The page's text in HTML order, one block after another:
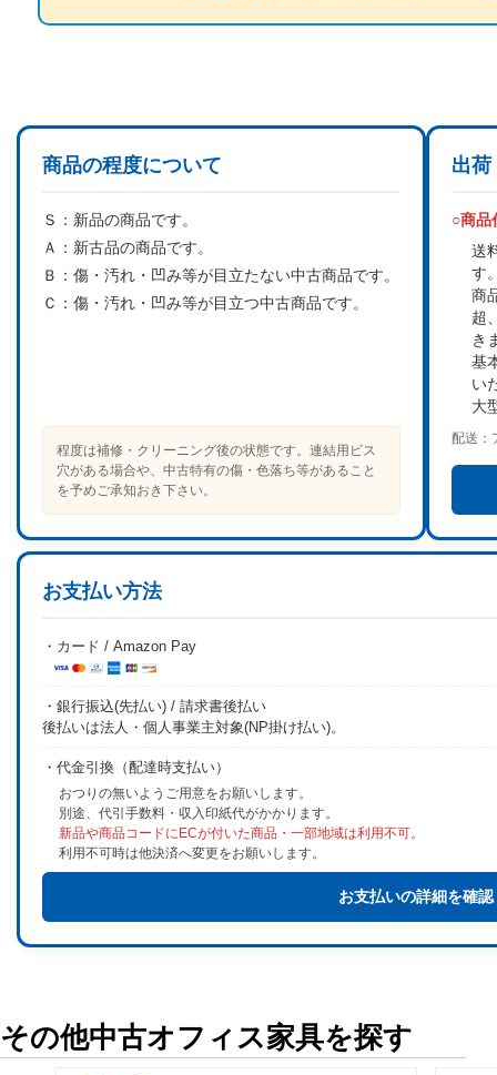
商品の程度について
Ｓ： 新品の商品です。
Ａ： 新古品の商品です。
Ｂ： 傷・汚れ・凹み等が目立たない中古商品です。
Ｃ： 傷・汚れ・凹み等が目立つ中古商品です。
程度は補修・クリーニング後の状態です。連結用ビス
穴がある場合や、中古特有の傷・色落ち等があること
を予めご承知おき下さい。
出荷
○商品
送
す
商
超
き
基
い
大
配送：
お支払い方法
・カード / Amazon Pay
・銀行振込(先払い) / 請求書後払い
後払いは法人・個人事業主対象(NP掛け払い)。
・代金引換（配達時支払い）
おつりの無いようご用意をお願いします。
別途、代引手数料・収入印紙代がかかります。
新品や商品コードにECが付いた商品・一部地域は利用不可。
利用不可時は他決済へ変更をお願いします。
お支払いの詳細を確認
その他中古オフィス家具を探す